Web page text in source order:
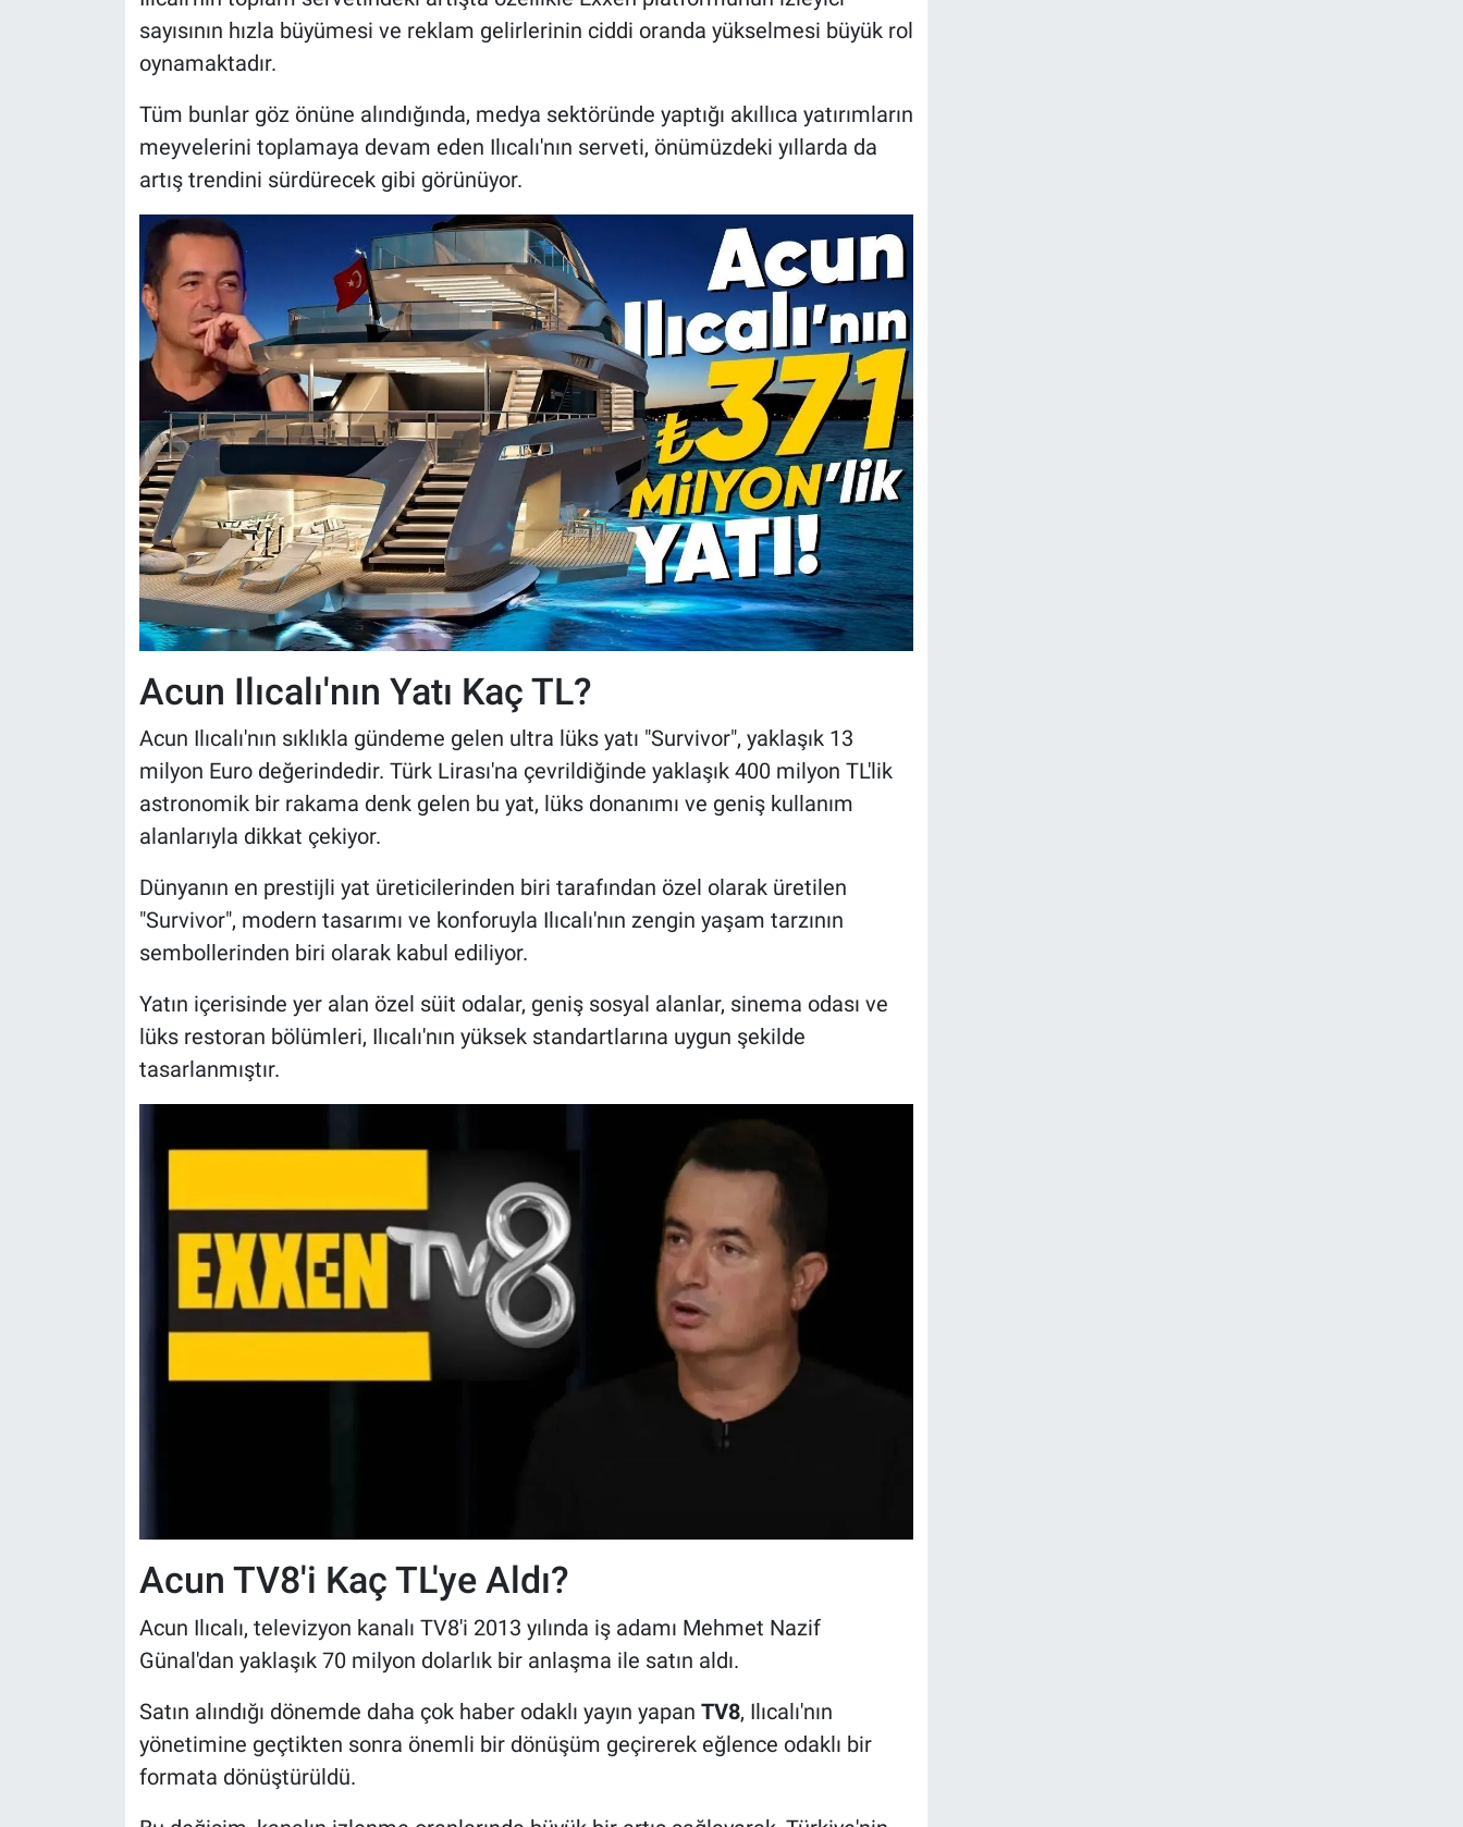
sayısının hızla büyümesi ve reklam gelirlerinin ciddi oranda yükselmesi büyük rol
oynamaktadır.
Tüm bunlar göz önüne alındığında, medya sektöründe yaptığı akıllıca yatırımların
meyvelerini toplamaya devam eden Ilıcalı'nın serveti, önümüzdeki yıllarda da
artış trendini sürdürecek gibi görünüyor.
Acun Ilıcalı'nın Yatı Kaç TL?
Acun Ilıcalı'nın sıklıkla gündeme gelen ultra lüks yatı "Survivor", yaklaşık 13
milyon Euro değerindedir. Türk Lirası'na çevrildiğinde yaklaşık 400 milyon TL'lik
astronomik bir rakama denk gelen bu yat, lüks donanımı ve geniş kullanım
alanlarıyla dikkat çekiyor.
Dünyanın en prestijli yat üreticilerinden biri tarafından özel olarak üretilen
"Survivor", modern tasarımı ve konforuyla Ilıcalı'nın zengin yaşam tarzının
sembollerinden biri olarak kabul ediliyor.
Yatın içerisinde yer alan özel süit odalar, geniş sosyal alanlar, sinema odası ve
lüks restoran bölümleri, Ilıcalı'nın yüksek standartlarına uygun şekilde
tasarlanmıştır.
Acun TV8'i Kaç TL'ye Aldı?
Acun Ilıcalı, televizyon kanalı TV8'i 2013 yılında iş adamı Mehmet Nazif
Günal'dan yaklaşık 70 milyon dolarlık bir anlaşma ile satın aldı.
Satın alındığı dönemde daha çok haber odaklı yayın yapan TV8, Ilıcalı'nın
yönetimine geçtikten sonra önemli bir dönüşüm geçirerek eğlence odaklı bir
formata dönüştürüldü.